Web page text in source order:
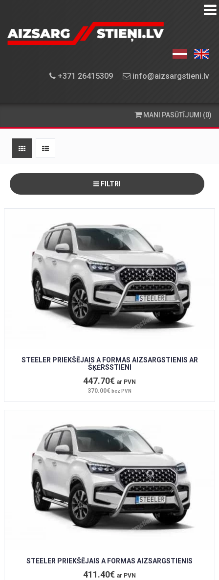
+371 26415309 info@aizsargstieni.lv
AIZSARGSTIEŅU
APRĪKOJUMA
PIEGĀDE
KONTAKTINFORMĀCIJA
MANI PASŪTĪJUMI (0)
FILTRI
STEELER PRIEKŠĒJAIS A FORMAS AIZSARGSTIENIS AR
ŠĶĒRSSTIENI
447.70€ ar PVN
370.00€ bez PVN
STEELER PRIEKŠĒJAIS A FORMAS AIZSARGSTIENIS
411.40€ ar PVN